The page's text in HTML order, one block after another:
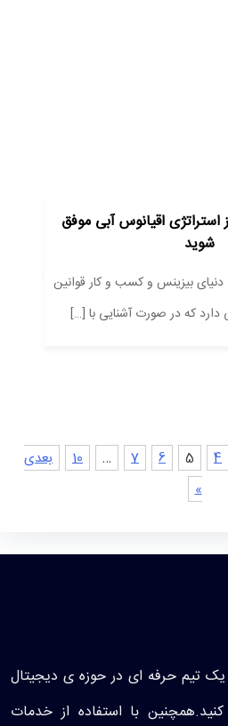
اقیانوس آبی موفق
شوید
دنیای بیزینس و کسب و کار قوانین
که در صورت آشنایی با […]
4
5
6
7
…
10
بعدی
»
تیم حرفه ای در حوزه ی دیجیتال
با استفاده از خدمات